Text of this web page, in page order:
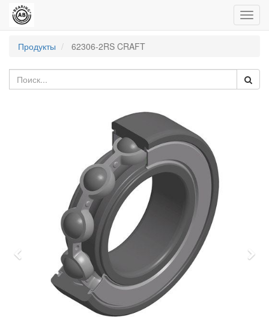
Продукты
62306-2RS CRAFT
Previous